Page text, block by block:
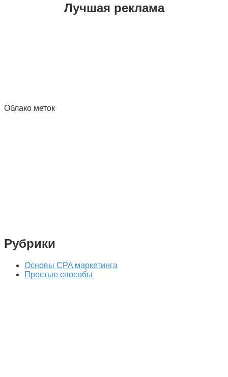
Лучшая реклама
Облако меток
Рубрики
Основы CPA маркетинга
Простые способы